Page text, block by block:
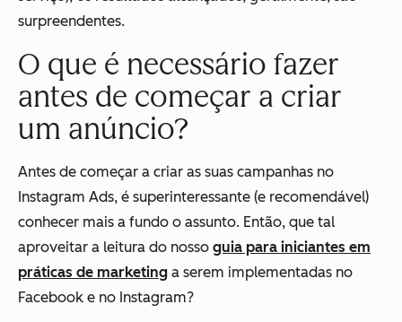
surpreendentes.
O que é necessário fazer
antes de começar a criar
um anúncio?
Antes de começar a criar as suas campanhas no
Instagram Ads, é superinteressante (e recomendável)
conhecer mais a fundo o assunto. Então, que tal
aproveitar a leitura do nosso guia para iniciantes em
práticas de marketing a serem implementadas no
Facebook e no Instagram?